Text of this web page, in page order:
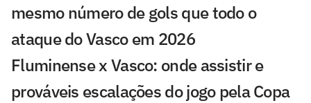
mesmo número de gols que todo o
ataque do Vasco em 2026
Fluminense x Vasco: onde assistir e
prováveis escalações do jogo pela Copa